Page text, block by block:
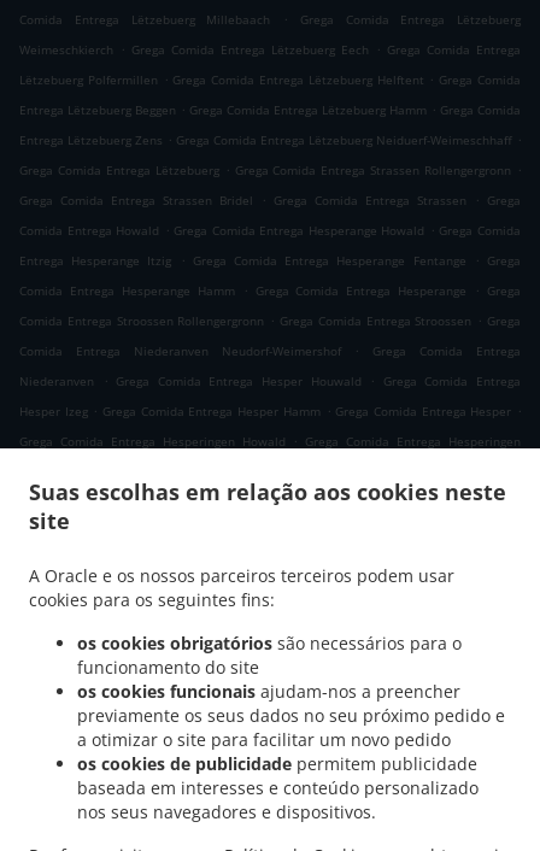
Suas escolhas em relação aos cookies neste
site
A Oracle e os nossos parceiros terceiros podem usar
cookies para os seguintes fins:
os cookies obrigatórios são necessários para o
funcionamento do site
os cookies funcionais ajudam-nos a preencher
previamente os seus dados no seu próximo pedido e
a otimizar o site para facilitar um novo pedido
os cookies de publicidade permitem publicidade
baseada em interesses e conteúdo personalizado
nos seus navegadores e dispositivos.
Comida Entrega Lëtzebuerg Millebaach
.
Grega Comida Entrega Lëtzebuerg
Weimeschkierch
. Grega Comida Entrega Lëtzebuerg Eech . Grega Comida Entrega
Lëtzebuerg Polfermillen . Grega Comida Entrega Lëtzebuerg Helftent . Grega Comida
Entrega Lëtzebuerg Beggen . Grega Comida Entrega Lëtzebuerg Hamm . Grega Comida
Entrega Lëtzebuerg Zens . Grega Comida Entrega Lëtzebuerg Neiduerf-Weimeschhaff .
Grega Comida Entrega Lëtzebuerg . Grega Comida Entrega Strassen Rollengergronn .
Grega Comida Entrega Strassen Bridel
. Grega Comida Entrega Strassen . Grega
Comida Entrega Howald . Grega Comida Entrega Hesperange Howald . Grega Comida
Entrega Hesperange Itzig
. Grega Comida Entrega Hesperange Fentange . Grega
Comida Entrega Hesperange Hamm
. Grega Comida Entrega Hesperange . Grega
Comida Entrega Stroossen Rollengergronn . Grega Comida Entrega Stroossen . Grega
Comida Entrega Niederanven Neudorf-Weimershof
.
Grega Comida Entrega
Niederanven
. Grega Comida Entrega Hesper Houwald .
Grega Comida Entrega
Hesper Izeg . Grega Comida Entrega Hesper Hamm . Grega Comida Entrega Hesper .
Grega Comida Entrega Hesperingen Howald
. Grega Comida Entrega Hesperingen
Helfent
. Grega Comida Entrega Bertrange .
Grega Comida Entrega Leudelange
Cessange
Bartringen
Grega Comida Entrega Bridel
Entrega Leideleng . Grega Comida Entrega Leudelingen . Grega Comida Entrega
. Grega Comida Entrega Kockelscheuer
Grega Comida Entrega Kopstal
Rollengergronn
. Grega Comida Entrega Kopstal Bridel .
Grega Comida Entrega
Grega Comida Entrega Koplescht Briddel Grega Comida Entrega Koplescht
Grega Comida Entrega Bereldange . Grega Comida Entrega Walfer . Grega Comida
. Grega Comida Entrega Walferdange Beggen